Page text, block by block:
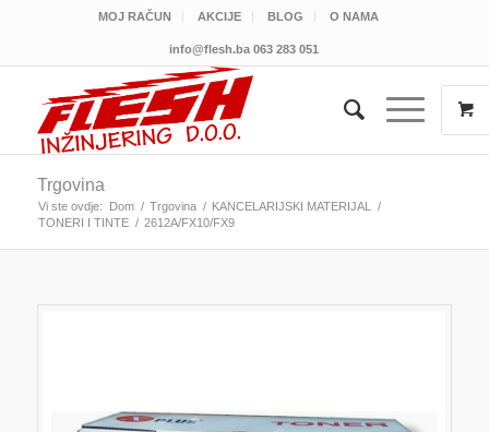
MOJ RAČUN AKCIJE BLOG O NAMA
info@flesh.ba 063 283 051
Trgovina
Vi ste ovdje: Dom / Trgovina / KANCELARIJSKI MATERIJAL
/
TONERI I TINTE / 2612A/FX10/FX9